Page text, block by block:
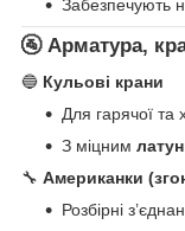
Забезпечують
🚰 Арматура,
🔵 Кульові крани
Для гарячої та
З міцним
🔧 Американки
Розбірні